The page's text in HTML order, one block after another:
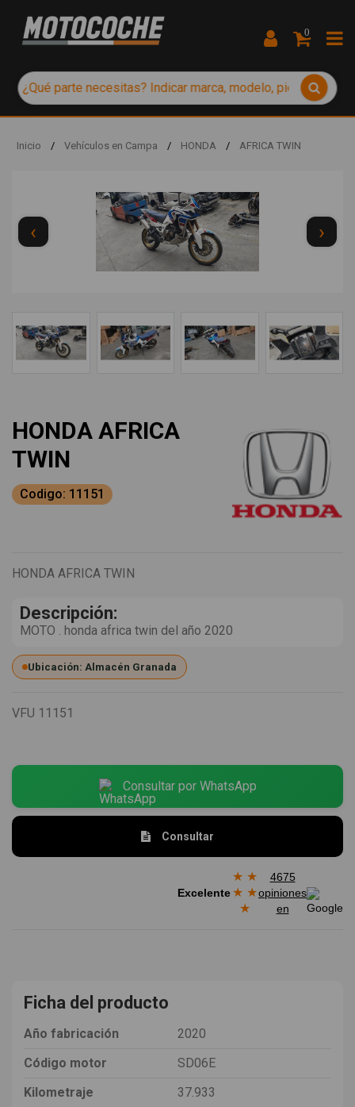
0
Inicio / Vehículos en Campa / HONDA / AFRICA TWIN
‹ ›
HONDA AFRICA
TWIN
Codigo: 11151
HONDA AFRICA TWIN
Descripción:
MOTO . honda africa twin del año 2020
Ubicación: Almacén Granada
VFU 11151
Consultar por WhatsApp
Consultar
Excelente
★ ★
★ ★
★
4675
opiniones
en
Ficha del producto
Año fabricación
2020
Código motor
SD06E
Kilometraje
37.933